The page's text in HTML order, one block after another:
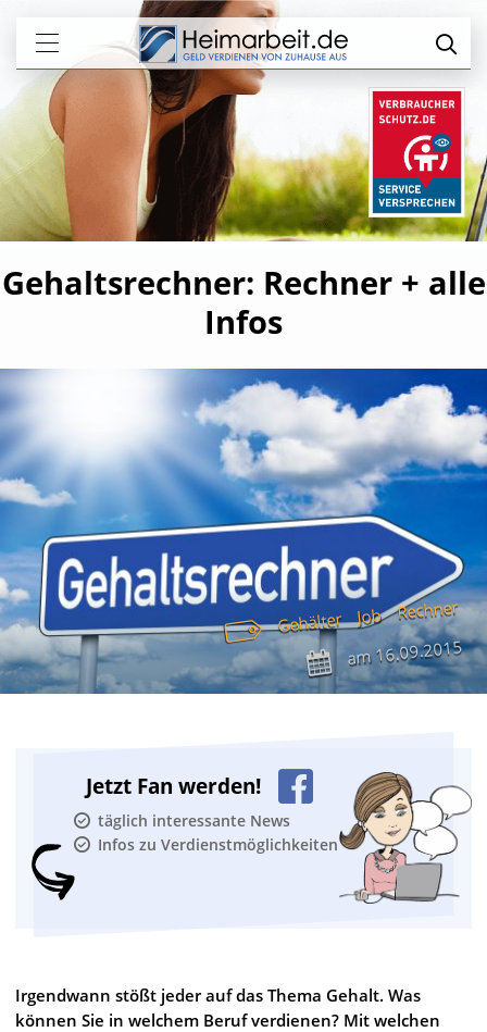
Gehaltsrechner: Rechner + alle
Infos
Gehälter Job Rechner
am16.09.2015
Jetzt Fan werden!
täglich interessante News
Infos zu Verdienstmöglichkeiten
Irgendwann stößt jeder auf das Thema Gehalt. Was
können Sie in welchem Beruf verdienen? Mit welchen